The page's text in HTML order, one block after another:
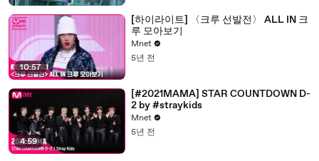
10:57
[하이라이트] 〈크루 선발전〉 ALL IN 크
루 모아보기
Mnet
5년 전
4:59
[#2021MAMA] STAR COUNTDOWN D-
2 by #straykids
Mnet
5년 전